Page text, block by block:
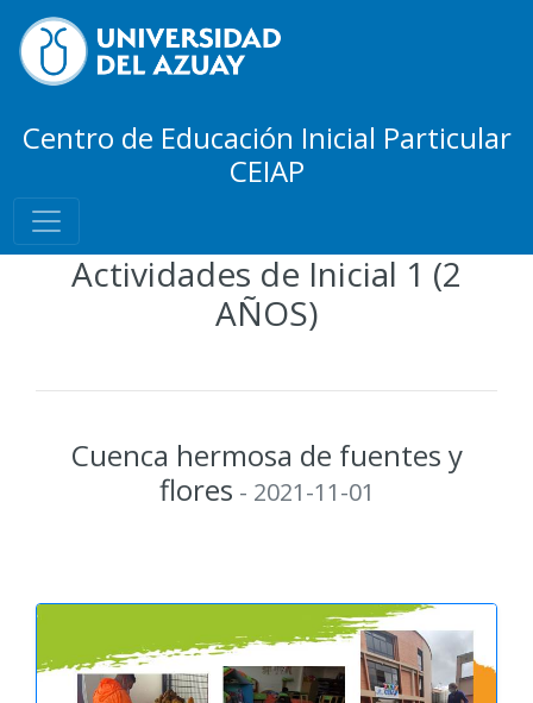
Centro de Educación Inicial Particular
CEIAP
Actividades de Inicial 1 (2
AÑOS)
Cuenca hermosa de fuentes y
flores - 2021-11-01